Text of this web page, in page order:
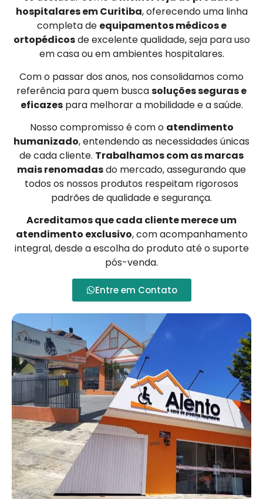
hospitalares em Curitiba, oferecendo uma linha
completa de equipamentos médicos e
ortopédicosde excelente qualidade, seja para uso
em casa ou em ambientes hospitalares.
Com o passar dos anos, nos consolidamos como
referência para quem buscasoluções seguras e
eficazespara melhorar a mobilidade e a saúde.
Nosso compromisso é com o atendimento
humanizado, entendendo as necessidades únicas
de cada cliente. Trabalhamos com as marcas
mais renomadasdo mercado, assegurando que
todos os nossos produtos respeitam rigorosos
padrões de qualidade e segurança.
Acreditamos que cada cliente merece um
atendimento exclusivo, com acompanhamento
integral, desde a escolha do produto até o suporte
pós-venda.
Entre em Contato